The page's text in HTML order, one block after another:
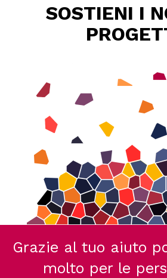
SOSTIENI I
Grazie al tuo aiuto
molto per le